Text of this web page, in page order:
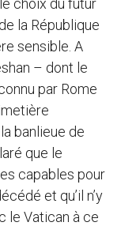
choix du futur
la République
sensible. A
– dont le
par Rome
banlieue de
que le
capables pour
et qu’il n’y
le Vatican à ce